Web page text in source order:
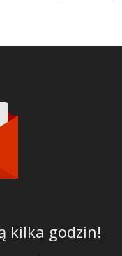
kilka godzin!